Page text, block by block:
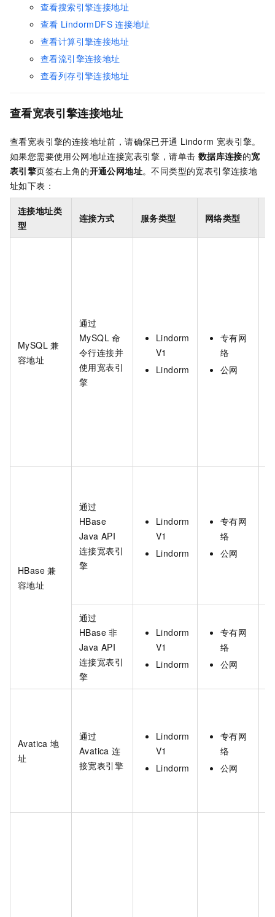
查看搜索引擎连接地址
查看 LindormDFS 连接地址
查看计算引擎连接地址
查看流引擎连接地址
查看列存引擎连接地址
查看宽表引擎连接地址
查看宽表引擎的连接地址前，请确保已开通 Lindorm 宽表引擎。
如果您需要使用公网地址连接宽表引擎，请单击 数据库连接的宽
表引擎页签右上角的开通公网地址。不同类型的宽表引擎连接地
址如下表：
连接地址类
型
连接方式 服务类型 网络类型
MySQL 兼
容地址
通过
MySQL 命
令行连接并
使用宽表引
擎
Lindorm
V1
Lindorm
专有网
络
公网
HBase 兼
容地址
通过
HBase
Java API
连接宽表引
擎
Lindorm
V1
Lindorm
专有网
络
公网
通过
HBase 非
Java API
连接宽表引
擎
Lindorm
V1
Lindorm
专有网
络
公网
Avatica 地
址
通过
Avatica 连
接宽表引擎
Lindorm
V1
Lindorm
专有网
络
公网